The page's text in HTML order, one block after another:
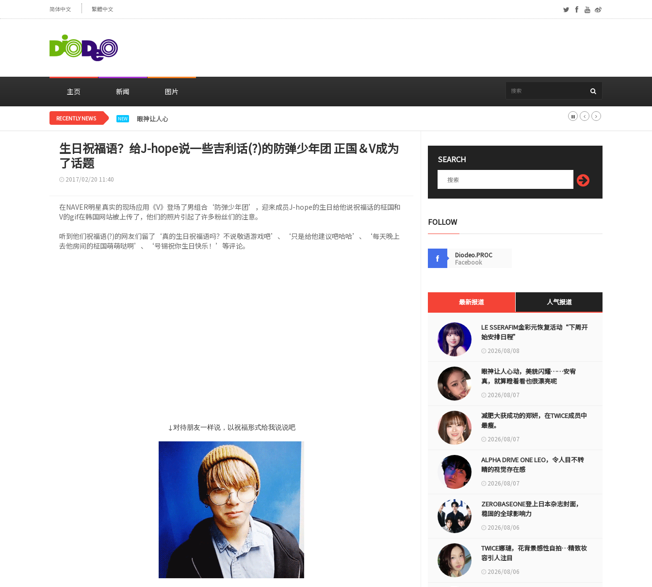
简体中文 繁體中文
主页 新闻 图片
RECENTLY NEWS NEW 眼神让人心动，美貌闪耀……安宥真，就算瞪着看也很漂亮呢
生日祝福语？给J-hope说一些吉利话(?)的防弹少年团 正国＆V成为
了话题
2017/02/20 11:40
在NAVER明星真实的现场应用《V》登场了男组合‘防弹少年团’，迎来成员J-hope的生日给他说祝福话的柾国和
V的gif在韩国网站被上传了，他们的照片引起了许多粉丝们的注意。
听到他们祝福语(?)的网友们留了‘真的生日祝福语吗？不说敬语游戏吧’、‘只是给他建议吧哈哈’、‘每天晚上
去他房间的柾国萌萌哒啊’、‘号锡祝你生日快乐！’等评论。
↓对待朋友一样说，以祝福形式给我说说吧
SEARCH
FOLLOW
Diodeo.PROC
Facebook
最新报道 人气报道
LE SSERAFIM金彩元恢复活动“下周开
始安排日程”
2026/08/08
眼神让人心动，美貌闪耀……安宥
真，就算瞪着看也很漂亮呢
2026/08/07
减肥大获成功的郑妍，在TWICE成员中
最瘦。
2026/08/07
ALPHA DRIVE ONE LEO，令人目不转
睛的视觉存在感
2026/08/07
ZEROBASEONE登上日本杂志封面，
稳固的全球影响力
2026/08/06
TWICE娜璉，花背景感性自拍…精致妆
容引人注目
2026/08/06